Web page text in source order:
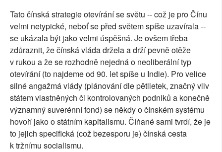
Tato čínská strategie otevírání se světu -- což je pro Čínu
velmi netypické, neboť se před světem spíše uzavírala --
se ukázala být jako velmi úspěšná. Je ovšem třeba
zdůraznit, že čínská vláda držela a drží pevně otěže
v rukou a že se rozhodně nejedná o neoliberální typ
otevírání (to najdeme od 90. let spíše u Indie). Pro velice
silné angažmá vlády (plánování dle pětiletek, značný vliv
státem vlastněných či kontrolovaných podniků a konečně
významný suverénní fond) se někdy o čínském systému
hovoří jako o státním kapitalismu. Číňané sami tvrdí, že je
to jejich specifická (což bezesporu je) čínská cesta
k tržnímu socialismu.